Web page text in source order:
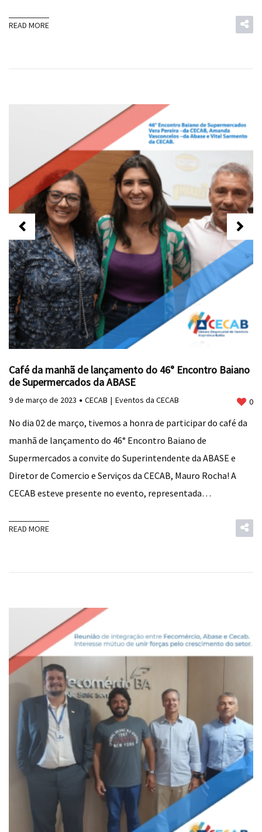
READ MORE
Café da manhã de lançamento do 46° Encontro Baiano
de Supermercados da ABASE
9 de março de 2023 CECAB Eventos da CECAB 0
No dia 02 de março, tivemos a honra de participar do café da
manhã de lançamento do 46° Encontro Baiano de
Supermercados a convite do Superintendente da ABASE e
Diretor de Comercio e Serviços da CECAB, Mauro Rocha! A
CECAB esteve presente no evento, representada…
READ MORE